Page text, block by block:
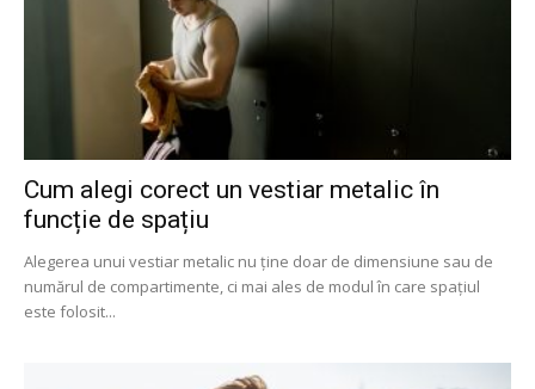
Cum alegi corect un vestiar metalic în
funcție de spațiu
Alegerea unui vestiar metalic nu ține doar de dimensiune sau de
numărul de compartimente, ci mai ales de modul în care spațiul
este folosit...